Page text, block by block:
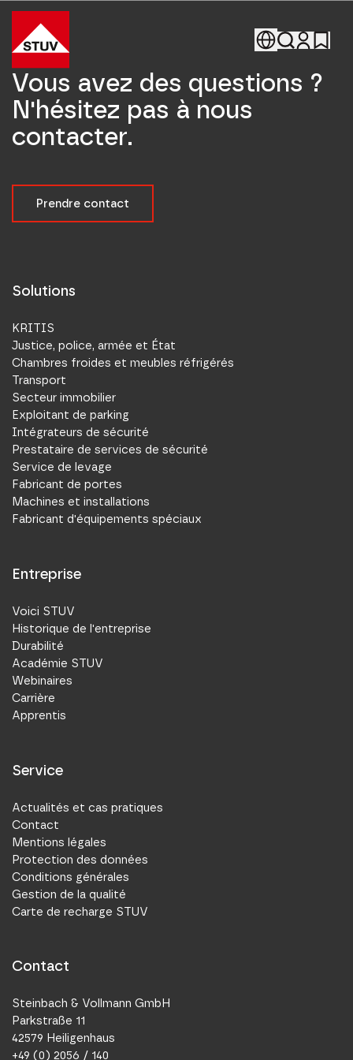
Go To the Homepage
Vous avez des questions ?
N'hésitez pas à nous
contacter.
Prendre contact
Solutions
KRITIS
Justice, police, armée et État
Chambres froides et meubles réfrigérés
Transport
Secteur immobilier
Exploitant de parking
Intégrateurs de sécurité
Prestataire de services de sécurité
Service de levage
Fabricant de portes
Machines et installations
Fabricant d'équipements spéciaux
Entreprise
Voici STUV
Historique de l'entreprise
Durabilité
Académie STUV
Webinaires
Carrière
Apprentis
Service
Actualités et cas pratiques
Contact
Mentions légales
Protection des données
Conditions générales
Gestion de la qualité
Carte de recharge STUV
Contact
Steinbach & Vollmann GmbH
Parkstraße 11
42579 Heiligenhaus
+49 (0) 2056 / 140